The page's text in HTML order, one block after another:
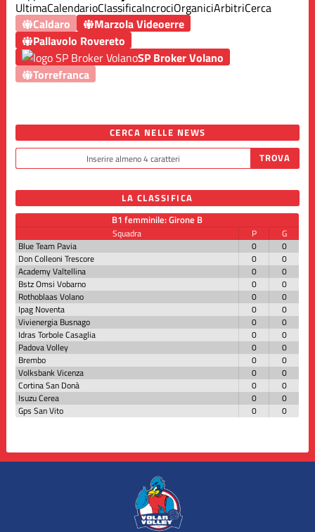
UltimaCalendarioClassificaIncrociOrganiciArbitriCerca
Caldaro
Marzola Videoerre
Pallavolo Rovereto
SP Broker Volano
Torrefranca
CERCA NELLE NEWS
LA CLASSIFICA
B1 femminile: Girone B
Squadra P
G
Blue Team Pavia
0
0
Don Colleoni Trescore
0
0
Academy Valtellina
0
0
Bstz Omsi Vobarno
0
0
Rothoblaas Volano
0
0
Ipag Noventa
0
0
Vivienergia Busnago
0
0
Idras Torbole Casaglia
0
0
Padova Volley
0
0
Brembo
0
0
Volksbank Vicenza
0
0
Cortina San Donà
0
0
Isuzu Cerea
0
0
Gps San Vito
0 0